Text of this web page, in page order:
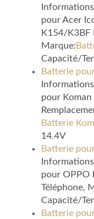
pour Acer
K154/K3BF
Marque:
Capacité/
Batterie
pour
Batterie
14.4V
Batterie
pour OPPO
Téléphone,
Capacité/
Batterie